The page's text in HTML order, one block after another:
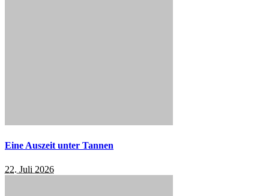
Eine Auszeit unter Tannen
22. Juli 2026